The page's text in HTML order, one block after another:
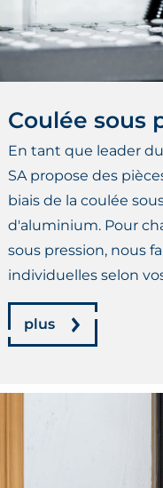
Coulée sous
En tant que leader du
SA propose des
biais de la coulée
d'aluminium. Pour
sous pression, nous
individuelles selon
plus